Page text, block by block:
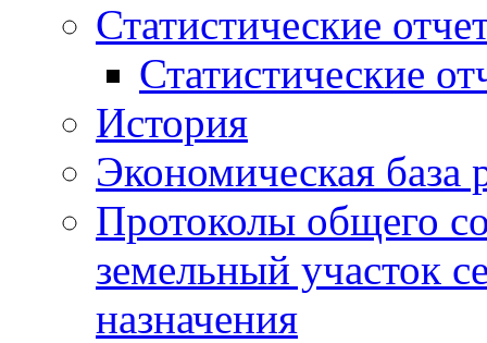
Статистические
Статистические
История
Экономическая база
Протоколы общего
земельный участок
назначения